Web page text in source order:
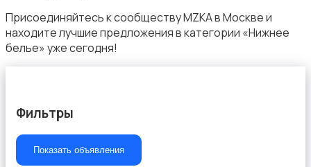
Платья и юбки
Свитеры и толстовки
Присоединяйтесь к сообществу MZKA в Москве и
находите лучшие предложения в категории «Нижнее
белье» уже сегодня!
Фильтры
Показать объявления